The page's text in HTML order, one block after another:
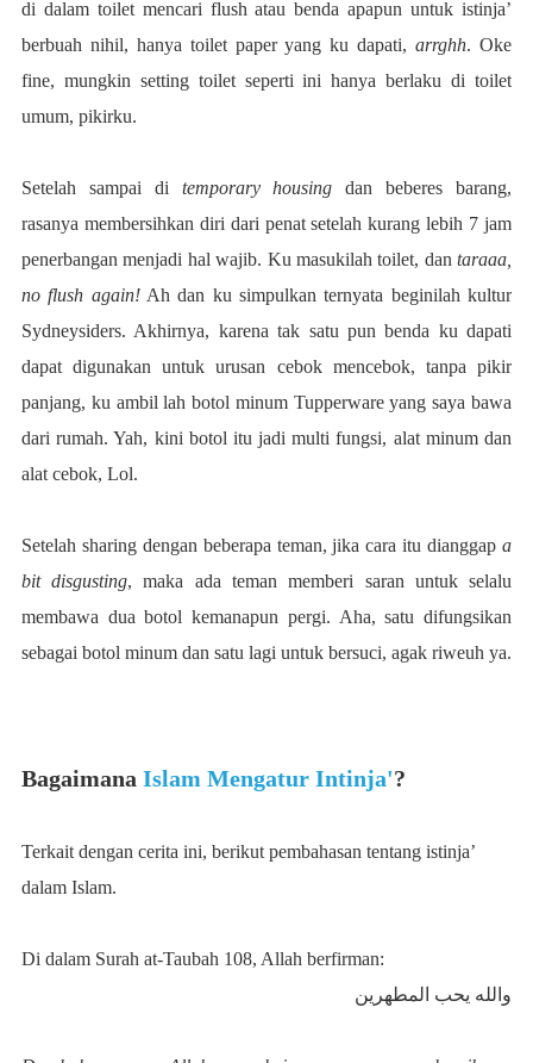
di dalam toilet mencari flush atau benda apapun untuk istinja’
berbuah nihil, hanya toilet paper yang ku dapati,arrghh. Oke
fine, mungkin setting toilet seperti ini hanya berlaku di toilet
umum, pikirku.
Setelah sampai di temporary housingdan beberes barang,
rasanya membersihkan diri dari penat setelah kurang lebih 7 jam
penerbangan menjadi hal wajib. Ku masukilah toilet, dantaraaa,
no flush again!Ah dan ku simpulkan ternyata beginilah kultur
Sydneysiders. Akhirnya, karena tak satu pun benda ku dapati
dapat digunakan untuk urusan cebok mencebok, tanpa pikir
panjang, ku ambil lah botol minum Tupperware yang saya bawa
dari rumah. Yah, kini botol itu jadi multi fungsi, alat minum dan
alat cebok, Lol.
Setelah sharing dengan beberapa teman, jika cara itu dianggapa
bit disgusting, maka ada teman memberi saran untuk selalu
membawa dua botol kemanapun pergi. Aha, satu difungsikan
sebagai botol minum dan satu lagi untuk bersuci, agak riweuh ya.
Bagaimana Islam Mengatur Intinja'?
Terkait dengan cerita ini, berikut pembahasan tentang istinja’
dalam Islam.
Di dalam Surah at-Taubah 108, Allah berfirman:
والله يحب المطهرين